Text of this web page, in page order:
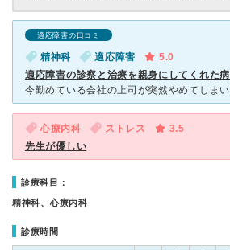
適応障害の口コミ
精神科 適応障害
5.0
適応障害の診察と治療を親身にしてくれた
心療内科 ストレス
3.5
先生が優しい
診療科目：
精神科、心療内科
診療時間